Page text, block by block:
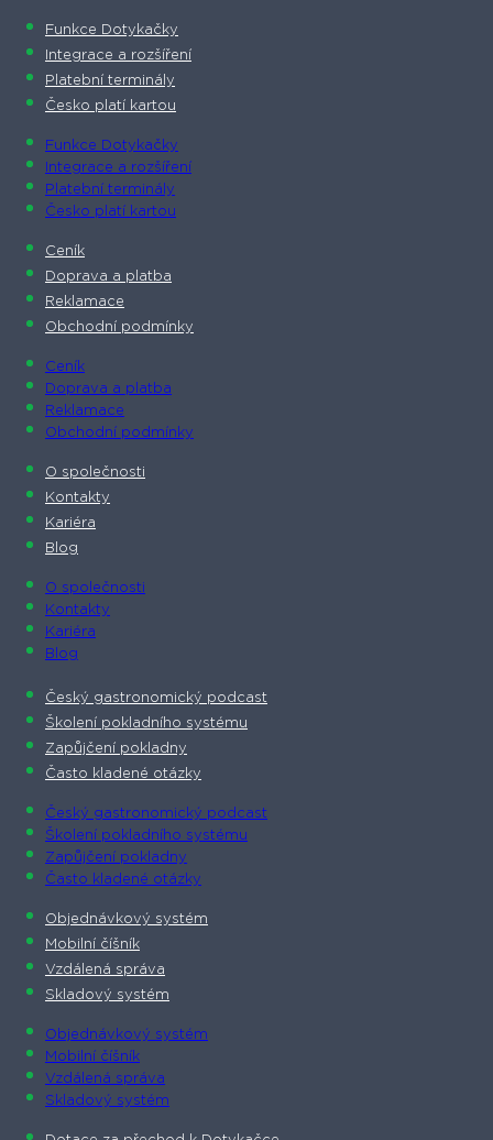
Funkce Dotykačky
Integrace a rozšíření
Platební terminály
Česko platí kartou
Funkce Dotykačky
Integrace a rozšíření
Platební terminály
Česko platí kartou
Ceník
Doprava a platba
Reklamace
Obchodní podmínky
Ceník
Doprava a platba
Reklamace
Obchodní podmínky
O společnosti​
Kontakty
Kariéra
Blog
O společnosti​
Kontakty
Kariéra
Blog
Český gastronomický podcast​
Školení pokladního systému
Zapůjčení pokladny
Často kladené otázky
Český gastronomický podcast​
Školení pokladního systému
Zapůjčení pokladny
Často kladené otázky
Objednávkový systém
Mobilní číšník
Vzdálená správa
Skladový systém
Objednávkový systém
Mobilní číšník
Vzdálená správa
Skladový systém